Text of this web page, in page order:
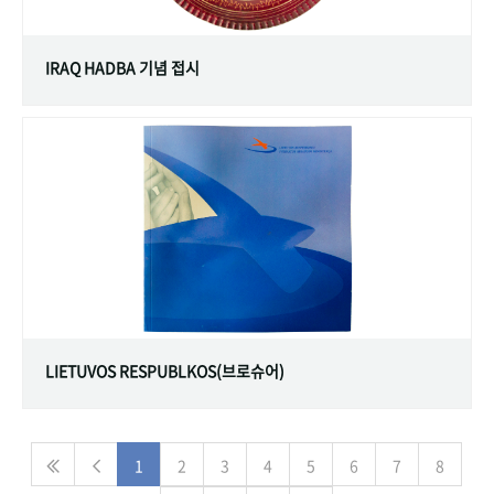
IRAQ HADBA 기념 접시
LIETUVOS RESPUBLKOS(브로슈어)
1 2 3 4 5 6 7 8